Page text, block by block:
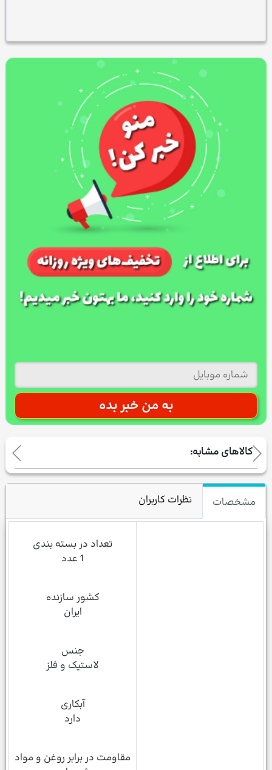
کالاهای مشابه:
مشخصات نظرات کاربران
تعداد در بسته بندی
1 عدد
کشور سازنده
ایران
جنس
لاستیک و فلز
آبکاری
دارد
مقاومت در برابر روغن و مواد